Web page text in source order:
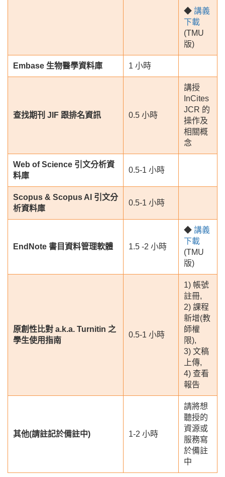
◆ 講義
下載
(TMU
版)
Embase 生物醫學資料庫 1 小時
查找期刊 JIF 跟排名資訊 0.5 小時
講授
InCites
JCR 的
操作及
相關概
念
Web of Science 引文分析資
料庫
0.5-1 小時
Scopus & Scopus AI 引文分
析資料庫
0.5-1 小時
EndNote 書目資料管理軟體 1.5 -2 小時
◆ 講義
下載
(TMU
版)
原創性比對 a.k.a. Turnitin 之
學生使用指南
0.5-1 小時
1) 帳號
註冊,
2) 課程
新增(教
師權
限),
3) 文稿
上傳,
4) 查看
報告
其他(請註記於備註中) 1-2 小時
請將想
聽授的
資源或
服務寫
於備註
中